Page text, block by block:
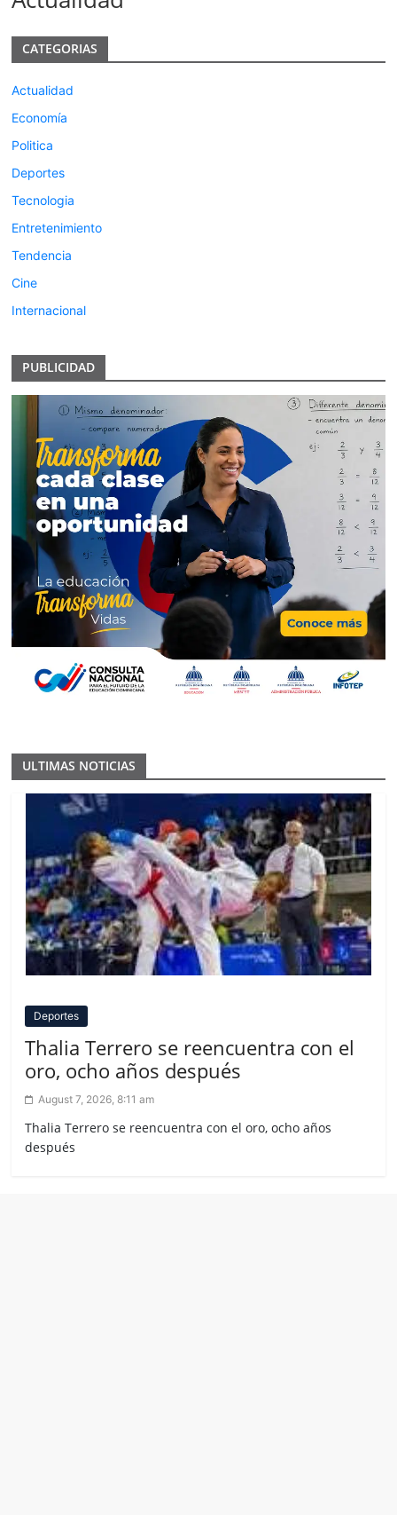
CATEGORIAS
Actualidad
Economía
Politica
Deportes
Tecnologia
Entretenimiento
Tendencia
Cine
Internacional
PUBLICIDAD
ULTIMAS NOTICIAS
Deportes
Thalia Terrero se reencuentra con el
oro, ocho años después
August 7, 2026, 8:11 am
Thalia Terrero se reencuentra con el oro, ocho años
después